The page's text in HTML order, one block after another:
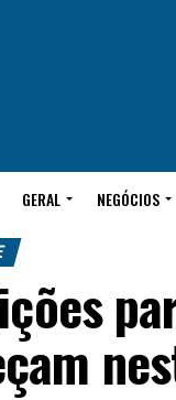
GERAL NEGÓCIOS